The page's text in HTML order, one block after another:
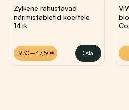
19,30€ – 47,50€Hinnavahemik:
19,30 €
Zylkene rahustavad
närimistabletid koertele
14tk
Osta
Sellel
19,30–47,50€